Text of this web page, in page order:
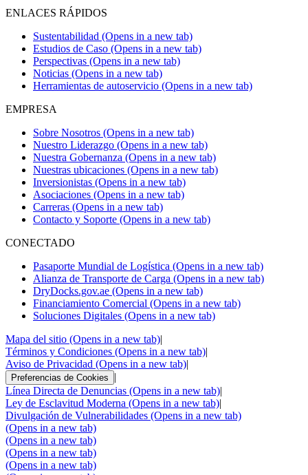
ENLACES RÁPIDOS
Sustentabilidad (Opens in a new tab)
Estudios de Caso (Opens in a new tab)
Perspectivas (Opens in a new tab)
Noticias (Opens in a new tab)
Herramientas de autoservicio (Opens in a new tab)
EMPRESA
Sobre Nosotros (Opens in a new tab)
Nuestro Liderazgo (Opens in a new tab)
Nuestra Gobernanza (Opens in a new tab)
Nuestras ubicaciones (Opens in a new tab)
Inversionistas (Opens in a new tab)
Asociaciones (Opens in a new tab)
Carreras (Opens in a new tab)
Contacto y Soporte (Opens in a new tab)
CONECTADO
Pasaporte Mundial de Logística (Opens in a new tab)
Alianza de Transporte de Carga (Opens in a new tab)
DryDocks.gov.ae (Opens in a new tab)
Financiamiento Comercial (Opens in a new tab)
Soluciones Digitales (Opens in a new tab)
Mapa del sitio (Opens in a new tab)|
Términos y Condiciones (Opens in a new tab)|
Aviso de Privacidad (Opens in a new tab)|
Preferencias de Cookies
|
Línea Directa de Denuncias (Opens in a new tab)|
Ley de Esclavitud Moderna (Opens in a new tab)|
Divulgación de Vulnerabilidades (Opens in a new tab)
(Opens in a new tab)
(Opens in a new tab)
(Opens in a new tab)
(Opens in a new tab)